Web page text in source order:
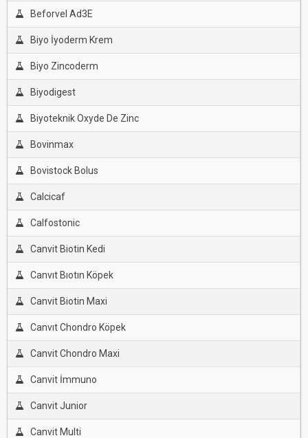
Beforvel Ad3E
Biyo İyoderm Krem
Biyo Zincoderm
Biyodigest
Biyoteknik Oxyde De Zinc
Bovinmax
Bovistock Bolus
Calcicaf
Calfostonic
Canvit Biotin Kedi
Canvıt Bıotın Köpek
Canvit Biotin Maxi
Canvıt Chondro Köpek
Canvit Chondro Maxi
Canvit İmmuno
Canvit Junior
Canvit Multi